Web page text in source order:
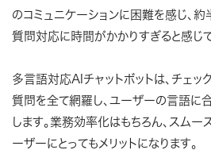
のコミュニケーションに困難を感じ、
質問対応に時間がかかりすぎると感じて
多言語対応AIチャットボットは、チェッ
質問を全て網羅し、ユーザーの言語に
します。業務効率化はもちろん、スムー
ーザーにとってもメリットになります。